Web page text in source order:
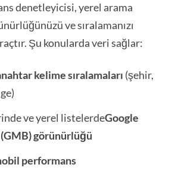
denetleyicisi, yerel arama
ve sıralamanızı
Şu konularda veri sağlar:
kelime sıralamaları (şehir,
ve yerel listelerdeGoogle
görünürlüğü
performans